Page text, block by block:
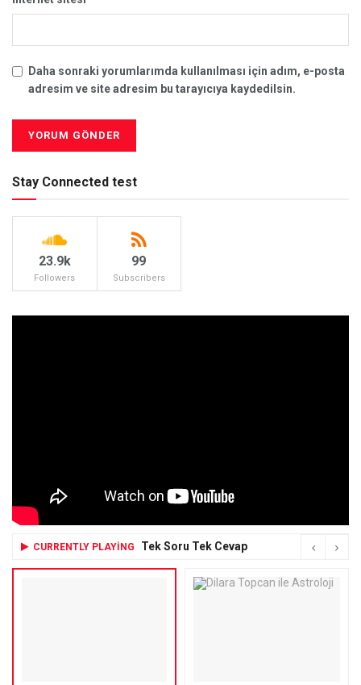
Daha sonraki yorumlarımda kullanılması için adım, e-posta
adresim ve site adresim bu tarayıcıya kaydedilsin.
Stay Connected test
23.9k
Followers
99
Subscribers
CURRENTLY PLAYING Tek Soru Tek Cevap